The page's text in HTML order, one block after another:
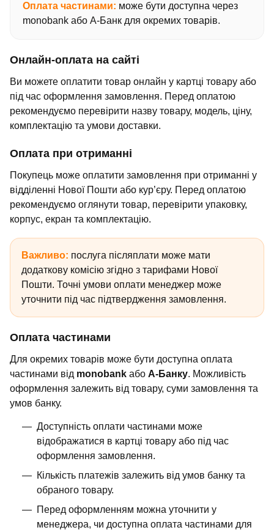
Оплата частинами: може бути доступна через
monobank або А-Банк для окремих товарів.
Онлайн-оплата на сайті
Ви можете оплатити товар онлайн у картці товару або
під час оформлення замовлення. Перед оплатою
рекомендуємо перевірити назву товару, модель, ціну,
комплектацію та умови доставки.
Оплата при отриманні
Покупець може оплатити замовлення при отриманні у
відділенні Нової Пошти або кур’єру. Перед оплатою
рекомендуємо оглянути товар, перевірити упаковку,
корпус, екран та комплектацію.
Важливо: послуга післяплати може мати
додаткову комісію згідно з тарифами Нової
Пошти. Точні умови оплати менеджер може
уточнити під час підтвердження замовлення.
Оплата частинами
Для окремих товарів може бути доступна оплата
частинами від monobank або А-Банку. Можливість
оформлення залежить від товару, суми замовлення та
умов банку.
Доступність оплати частинами може
відображатися в картці товару або під час
оформлення замовлення.
Кількість платежів залежить від умов банку та
обраного товару.
Перед оформленням можна уточнити у
менеджера, чи доступна оплата частинами для